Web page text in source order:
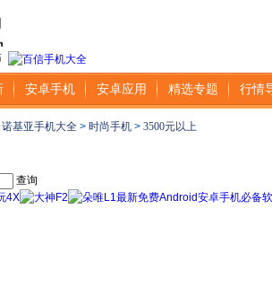
安卓手机 安卓应用 精选专题 行情
诺基亚手机大全 > 时尚手机 > 3500元以上
查询
最新免费Android安卓手机必备